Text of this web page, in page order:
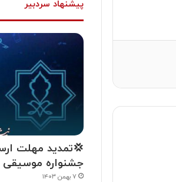
پیشنهاد سردبیر
💢تمدید مهلت
جشنواره
۷ بهمن ۱۴۰۳